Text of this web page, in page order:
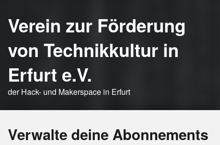
Verein zur Förderung
von Technikkultur in
Erfurt e.V.
der Hack- und Makerspace in Erfurt
Verwalte deine Abonnements